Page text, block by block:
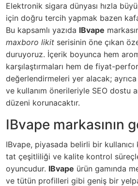
Elektronik sigara dünyası hızla
için doğru tercih yapmak bazen kafa
Bu kapsamlı yazıda IBvape
maxboro likit serisinin öne çıkan
duruyoruz. İçerik boyunca hem
karşılaştırmaları hem de fiyat-
değerlendirmeleri yer alacak; ayrıca
ve kullanım önerileriyle SEO dostu
düzeni korunacaktır.
IBvape markasının
IBvape, piyasada belirli bir
tat çeşitliliği ve kalite kontrol
oyuncudur. IBvape ürün gamında
ve tütün profilleri gibi geniş bir